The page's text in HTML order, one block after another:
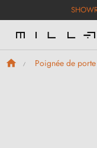
Poignée de